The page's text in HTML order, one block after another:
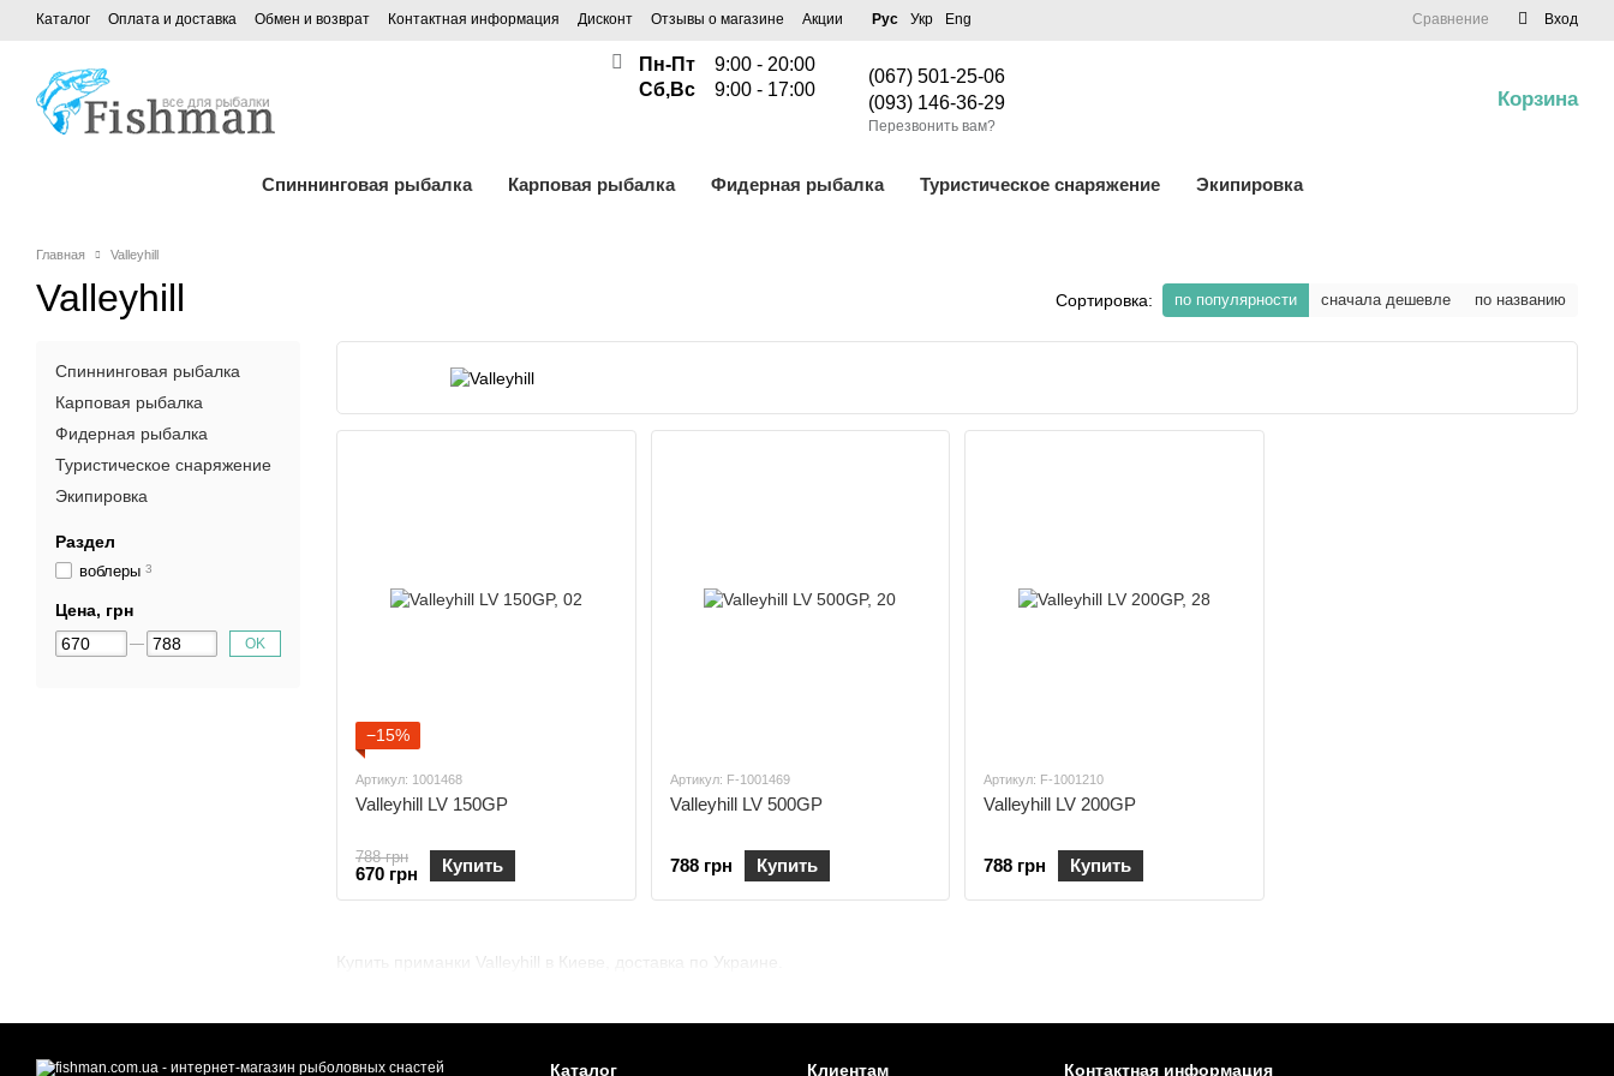
Каталог Оплата и доставка Обмен и возврат Контактная информация Дисконт Отзывы о магазине Акции Рус Укр Eng Сравнение Вход
Пн-Пт
9:00 - 20:00
Сб,Вс
9:00 - 17:00
(067) 501-25-06
(093) 146-36-29
Перезвонить вам?
Корзина
Спиннинговая рыбалка Карповая рыбалка Фидерная рыбалка Туристическое снаряжение Экипировка
Главная Valleyhill
Valleyhill Сортировка: по популярности сначала дешевле по названию
Купить приманки Valleyhill в Киеве, доставка по Украине.
−15%
Артикул: 1001468
Valleyhill LV 150GP
788 грн
670 грн Купить
Артикул: F-1001469
Valleyhill LV 500GP
788 грн Купить
Артикул: F-1001210
Valleyhill LV 200GP
788 грн Купить
Спиннинговая рыбалка
Карповая рыбалка
Фидерная рыбалка
Туристическое снаряжение
Экипировка
Раздел
воблеры 3
Цена, грн
OK
Каталог Клиентам Контактная информация